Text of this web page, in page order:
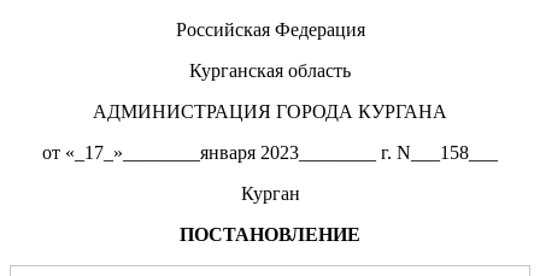
Российская Федерация
Курганская область
АДМИНИСТРАЦИЯ ГОРОДА КУРГАНА
от «_17_»________января 2023________ г. N___158___
Курган
ПОСТАНОВЛЕНИЕ